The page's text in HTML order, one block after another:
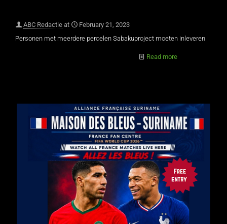
ABC Redactie at
February 21, 2023
Personen met meerdere percelen Sabakuproject moeten inleveren
Read more